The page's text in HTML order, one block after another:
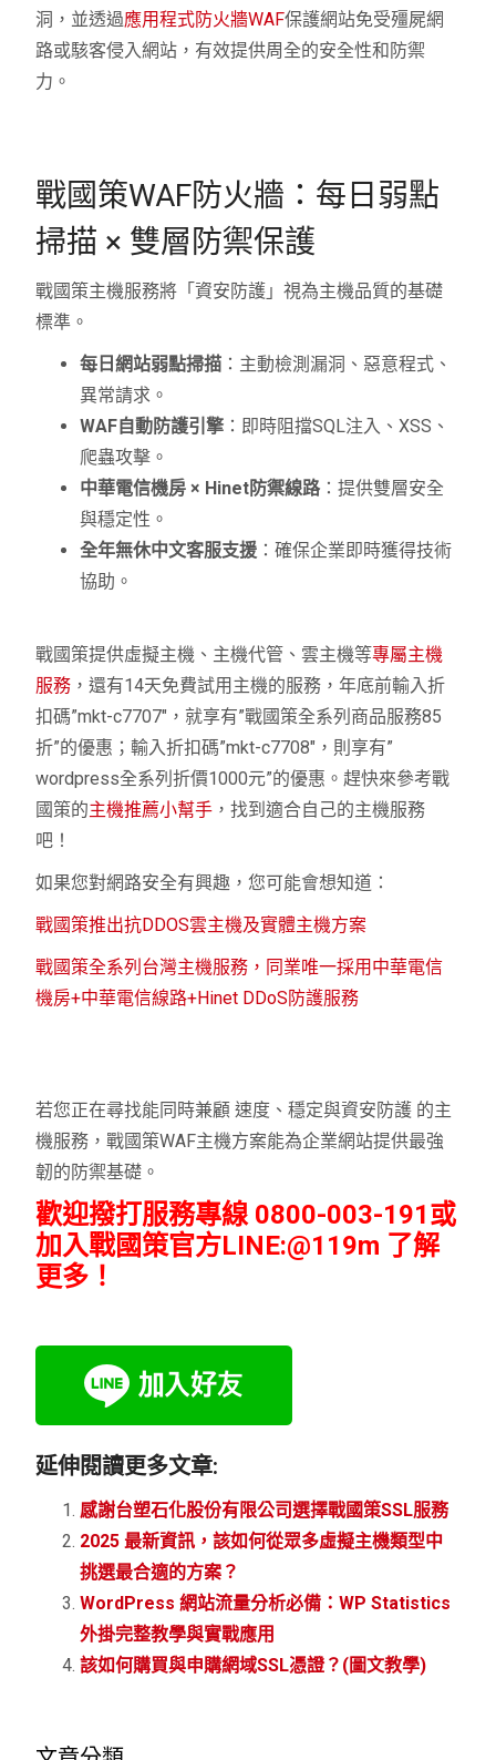
洞，並透過應用程式防火牆WAF保護網站免受殭屍網
路或駭客侵入網站，有效提供周全的安全性和防禦
力。
戰國策WAF防火牆：每日弱點
掃描 × 雙層防禦保護
戰國策主機服務將「資安防護」視為主機品質的基礎
標準。
每日網站弱點掃描 ：主動檢測漏洞、惡意程式、
異常請求。
WAF自動防護引擎 ：即時阻擋SQL注入、XSS、
爬蟲攻擊。
中華電信機房 × Hinet防禦線路：提供雙層安全
與穩定性。
全年無休中文客服支援 ：確保企業即時獲得技術
協助。
戰國策提供虛擬主機、主機代管、雲主機等專屬主機
服務 ，還有14天免費試用主機的服務，年底前輸入折
扣碼”mkt-c7707″，就享有”戰國策全系列商品服務85
折”的優惠；輸入折扣碼”mkt-c7708″，則享有”
wordpress全系列折價1000元”的優惠。趕快來參考戰
國策的主機推薦小幫手 ，找到適合自己的主機服務
吧！
如果您對網路安全有興趣，您可能會想知道：
戰國策推出抗DDOS雲主機及實體主機方案
戰國策全系列台灣主機服務，同業唯一採用中華電信
機房+中華電信線路+Hinet DDoS防護服務
若您正在尋找能同時兼顧 速度、穩定與資安防護 的主
機服務，戰國策WAF主機方案能為企業網站提供最強
韌的防禦基礎。
歡迎撥打服務專線 0800-003-191或
加入戰國策官方LINE:@119m 了解
更多！
延伸閱讀更多文章:
感謝台塑石化股份有限公司選擇戰國策SSL服務
2025 最新資訊，該如何從眾多虛擬主機類型中
挑選最合適的方案？
WordPress 網站流量分析必備：WP Statistics
外掛完整教學與實戰應用
該如何購買與申購網域SSL憑證？(圖文教學)